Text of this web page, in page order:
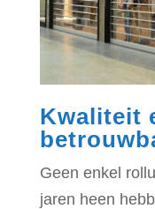
Kwaliteit
Geen enkel
jaren heen